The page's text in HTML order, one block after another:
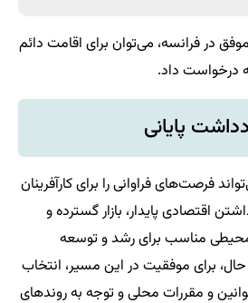
در فرانسه، می‌توان برای اقامت دائم
درخواست داد.
پایانی
فرصت‌های فراوانی را برای کارآفرینان
اقتصادی پایدار، بازار گسترده و
مناسب برای رشد و توسعه
برای موفقیت در این مسیر، انتخاب
و مقررات محلی و توجه به روندهای